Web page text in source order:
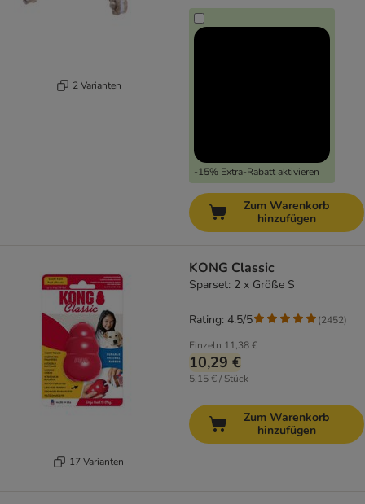
2 Varianten
-15% Extra-Rabatt aktivieren
Zum Warenkorb
hinzufügen
17 Varianten
KONG Classic
Sparset: 2 x Größe S
Einzeln 11,38 €
10,29 €
5,15 € / Stück
Rating: 4.5/5 (2452)
Zum Warenkorb
hinzufügen